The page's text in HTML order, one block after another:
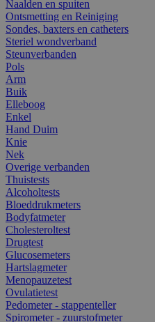
Naalden en spuiten
Ontsmetting en Reiniging
Sondes, baxters en catheters
Steriel wondverband
Steunverbanden
Pols
Arm
Buik
Elleboog
Enkel
Hand Duim
Knie
Nek
Overige verbanden
Thuistests
Alcoholtests
Bloeddrukmeters
Bodyfatmeter
Cholesteroltest
Drugtest
Glucosemeters
Hartslagmeter
Menopauzetest
Ovulatietest
Pedometer - stappenteller
Spirometer - zuurstofmeter